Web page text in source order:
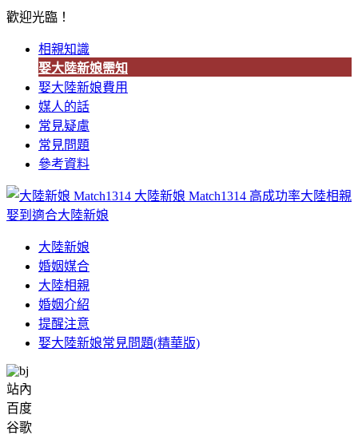
歡迎光臨！
相親知識
娶大陸新娘需知
娶大陸新娘費用
媒人的話
常見疑慮
常見問題
參考資料
大陸新娘 Match1314 高成功率大陸相親
娶到適合大陸新娘
大陸新娘
婚姻媒合
大陸相親
婚姻介紹
提醒注意
娶大陸新娘常見問題(精華版)
站內
百度
谷歌